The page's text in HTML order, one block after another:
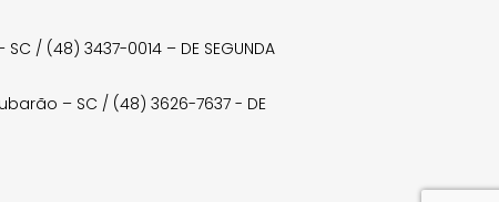
/ (48) 3437-0014 – DE SEGUNDA
– SC / (48) 3626-7637 - DE